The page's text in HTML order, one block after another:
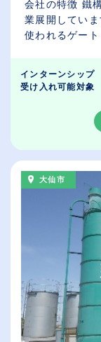
会社の特徴 鐵
業展開してい
使われるゲー
インターンシップ
受け入れ可能対象
大仙市